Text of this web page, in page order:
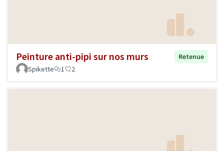
Peinture anti-pipi sur nos murs
Retenue
Spikette
1 2